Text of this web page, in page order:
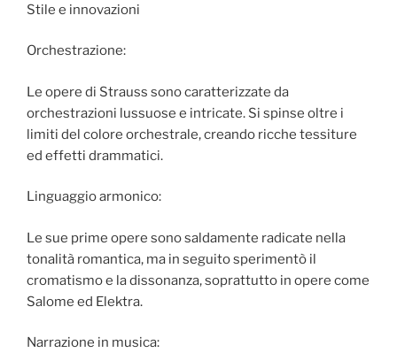
Stile e innovazioni
Orchestrazione:
Le opere di Strauss sono caratterizzate da
orchestrazioni lussuose e intricate. Si spinse oltre i
limiti del colore orchestrale, creando ricche tessiture
ed effetti drammatici.
Linguaggio armonico:
Le sue prime opere sono saldamente radicate nella
tonalità romantica, ma in seguito sperimentò il
cromatismo e la dissonanza, soprattutto in opere come
Salome ed Elektra.
Narrazione in musica: